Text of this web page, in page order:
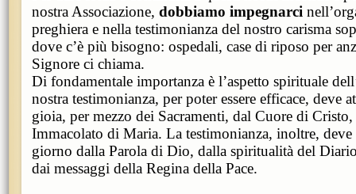
nostra Associazione, dobbiamo impegnarci
preghiera e nella testimonianza del nostro carisma
dove c’è più bisogno: ospedali, case di riposo per
Signore ci chiama.
Di fondamentale importanza è l’aspetto spirituale
nostra testimonianza, per poter essere efficace, deve
gioia, per mezzo dei Sacramenti, dal Cuore di
Immacolato di Maria. La testimonianza, inoltre, deve
giorno dalla Parola di Dio, dalla spiritualità del
dai messaggi della Regina della Pace.